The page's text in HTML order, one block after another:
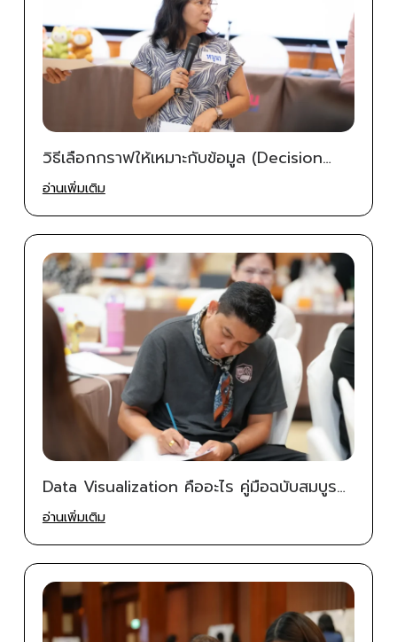
วิธีเลือกกราฟให้เหมาะกับข้อมูล (Decision
Tree ฉบับใช้งานจริง) | Betterpitch
อ่านเพิ่มเติม
Data Visualization คืออะไร คู่มือฉบับสมบูรณ์
ภาษาไทย (2026) | Betterpitch
อ่านเพิ่มเติม